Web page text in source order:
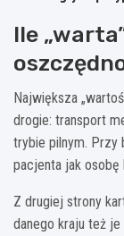
Ile
Największa
drogie: transport
trybie pilnym. Przy
pacjenta jak osobę
Z drugiej strony
danego kraju też